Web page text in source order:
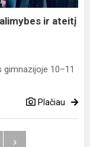
ir ateitį
10–11
Plačiau